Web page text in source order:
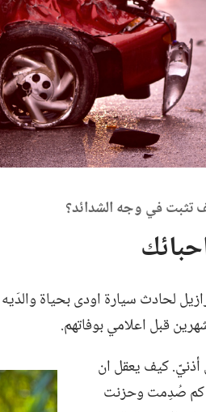
تثبتفيوجه الشدائد؟‏
لحادث سيارة اودى بحياة
قبل اعلامي بوفاتهم.‏
أذنيّ.‏ كيف يعقل ان
كم صُدِمت وحزنت